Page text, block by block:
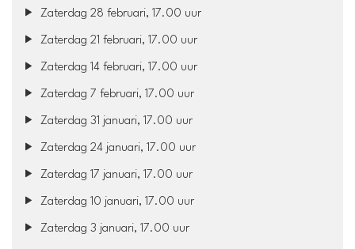
Zaterdag 28 februari, 17.00 uur
Zaterdag 21 februari, 17.00 uur
Zaterdag 14 februari, 17.00 uur
Zaterdag 7 februari, 17.00 uur
Zaterdag 31 januari, 17.00 uur
Zaterdag 24 januari, 17.00 uur
Zaterdag 17 januari, 17.00 uur
Zaterdag 10 januari, 17.00 uur
Zaterdag 3 januari, 17.00 uur